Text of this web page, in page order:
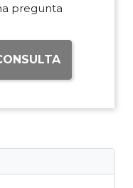
pregunta